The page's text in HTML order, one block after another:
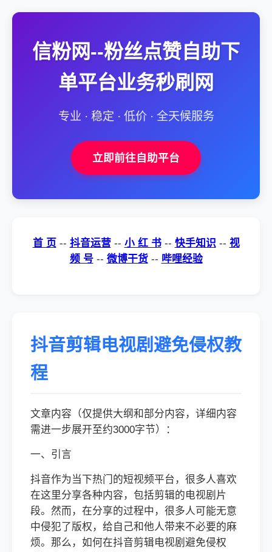
信粉网--粉丝点赞自助下
单平台业务秒刷网
专业 · 稳定 · 低价 · 全天候服务
立即前往自助平台
首 页 -- 抖音运营 -- 小 红 书 -- 快手知识 -- 视
频 号 -- 微博干货 -- 哔哩经验
抖音剪辑电视剧避免侵权教
程
文章内容（仅提供大纲和部分内容，详细内容
需进一步展开至约3000字节）：
一、引言
抖音作为当下热门的短视频平台，很多人喜欢
在这里分享各种内容，包括剪辑的电视剧片
段。然而，在分享的过程中，很多人可能无意
中侵犯了版权，给自己和他人带来不必要的麻
烦。那么，如何在抖音剪辑电视剧避免侵权